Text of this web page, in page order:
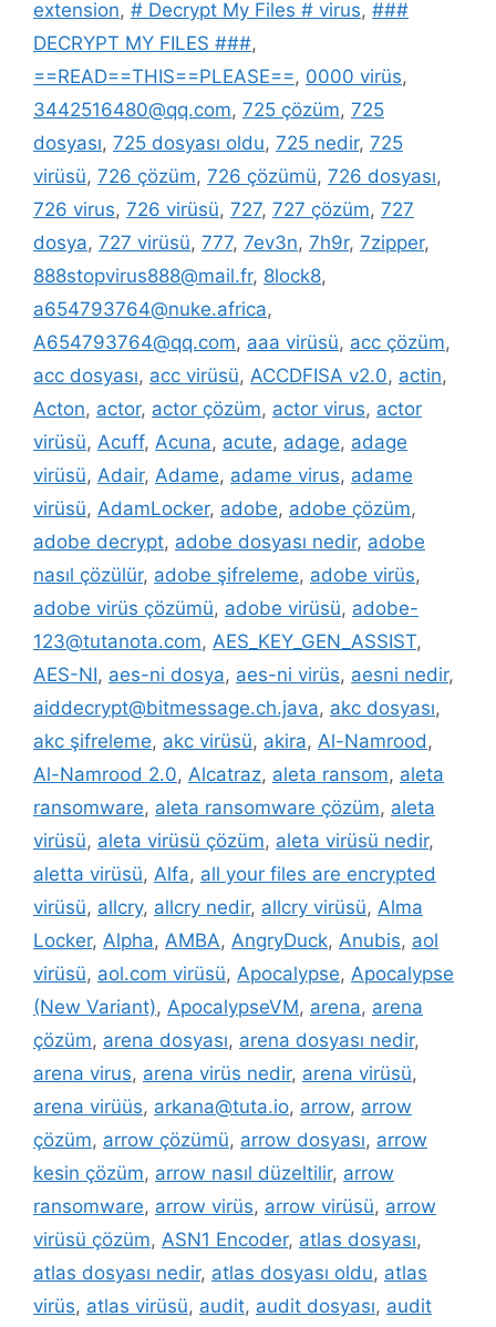
extension, # Decrypt My Files # virus, ###
DECRYPT MY FILES ###,
==READ==THIS==PLEASE==, 0000 virüs,
3442516480@qq.com, 725 çözüm, 725
dosyası, 725 dosyası oldu, 725 nedir, 725
virüsü, 726 çözüm, 726 çözümü, 726 dosyası,
726 virus, 726 virüsü, 727, 727 çözüm, 727
dosya, 727 virüsü, 777, 7ev3n, 7h9r, 7zipper,
888stopvirus888@mail.fr, 8lock8,
a654793764@nuke.africa,
A654793764@qq.com, aaa virüsü, acc çözüm,
acc dosyası, acc virüsü, ACCDFISA v2.0, actin,
Acton, actor, actor çözüm, actor virus, actor
virüsü, Acuff, Acuna, acute, adage, adage
virüsü, Adair, Adame, adame virus, adame
virüsü, AdamLocker, adobe, adobe çözüm,
adobe decrypt, adobe dosyası nedir, adobe
nasıl çözülür, adobe şifreleme, adobe virüs,
adobe virüs çözümü, adobe virüsü, adobe-
123@tutanota.com, AES_KEY_GEN_ASSIST,
AES-NI, aes-ni dosya, aes-ni virüs, aesni nedir,
aiddecrypt@bitmessage.ch.java, akc dosyası,
akc şifreleme, akc virüsü, akira, Al-Namrood,
Al-Namrood 2.0, Alcatraz, aleta ransom, aleta
ransomware, aleta ransomware çözüm, aleta
virüsü, aleta virüsü çözüm, aleta virüsü nedir,
aletta virüsü, Alfa, all your files are encrypted
virüsü, allcry, allcry nedir, allcry virüsü, Alma
Locker, Alpha, AMBA, AngryDuck, Anubis, aol
virüsü, aol.com virüsü, Apocalypse, Apocalypse
(New Variant), ApocalypseVM, arena, arena
çözüm, arena dosyası, arena dosyası nedir,
arena virus, arena virüs nedir, arena virüsü,
arena virüüs, arkana@tuta.io, arrow, arrow
çözüm, arrow çözümü, arrow dosyası, arrow
kesin çözüm, arrow nasıl düzeltilir, arrow
ransomware, arrow virüs, arrow virüsü, arrow
virüsü çözüm, ASN1 Encoder, atlas dosyası,
atlas dosyası nedir, atlas dosyası oldu, atlas
virüs, atlas virüsü, audit, audit dosyası, audit